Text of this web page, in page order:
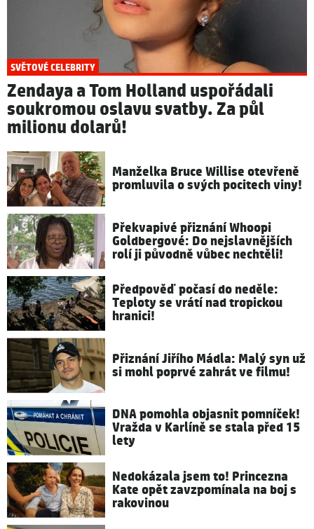
SVĚTOVÉ CELEBRITY
Zendaya a Tom Holland uspořádali
soukromou oslavu svatby. Za půl
milionu dolarů!
Manželka Bruce Willise otevřeně
promluvila o svých pocitech viny!
Překvapivé přiznání Whoopi
Goldbergové: Do nejslavnějších
rolí ji původně vůbec nechtěli!
Předpověď počasí do neděle:
Teploty se vrátí nad tropickou
hranici!
Přiznání Jiřího Mádla: Malý syn už
si mohl poprvé zahrát ve filmu!
DNA pomohla objasnit pomníček!
Vražda v Karlíně se stala před 15
lety
Nedokázala jsem to! Princezna
Kate opět zavzpomínala na boj s
rakovinou